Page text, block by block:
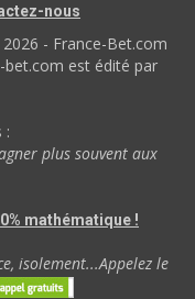
nous
- France-Bet.com
bet.com est édité par
:
plus souvent aux
mathématique !
isolement...Appelez le